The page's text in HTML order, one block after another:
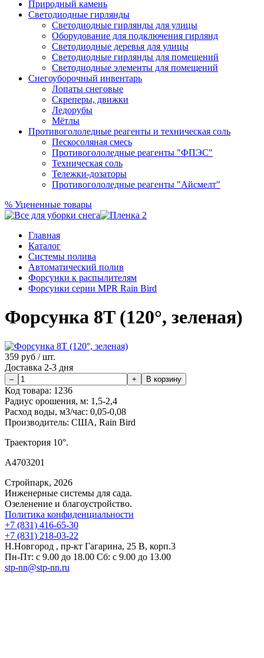
Природный камень
Светодиодные гирлянды
Светодиодные гирлянды для улицы
Оборудование для подключения гирлянд
Светодиодные деревья для улицы
Светодиодные гирлянды для помещений
Светодиодные элементы для помещений
Снегоуборочный инвентарь
Лопаты снеговые
Скреперы, движки
Ледорубы
Мётлы
Противогололедные реагенты и техническая соль
Пескосоляная смесь
Противогололедные реагенты "ФПЭС"
Техническая соль
Тележки-дозаторы
Противогололедные реагенты "Айсмелт"
% Уцененные товары
Главная
Каталог
Системы полива
Автоматический полив
Форсунки к распылителям
Форсунки серии MPR Rain Bird
Форсунка 8T (120°, зеленая)
359 руб / шт.
Доставка 2-3 дня
Код товара: 1236
Радиус орошения, м: 1,5-2,4
Расход воды, м3/час: 0,05-0,08
Производитель: США, Rain Bird
Траектория 10°.
A4703201
Стройпарк, 2026
Инженерные системы для сада.
Озеленение и благоустройство.
Политика конфиденциальности
+7 (831) 416-65-30
+7 (831) 218-03-22
Н.Новгород , пр-кт Гагарина, 25 В, корп.3
Пн-Пт: с 9.00 до 18.00 Сб: с 9.00 до 13.00
stp-nn@stp-nn.ru